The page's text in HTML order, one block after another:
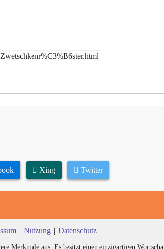
Xing Twitter
| Nutzung | Datenschutz
Merkmale aus. Es besitzt einen einzigartigen